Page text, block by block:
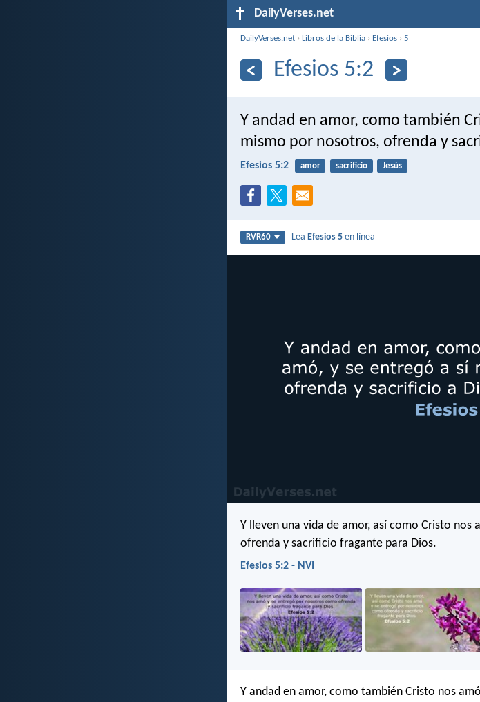
DailyVerses.net
DailyVerses.net ›Libros de la Biblia › Efesios ›5
Efesios 5:2
Y andad en amor, como también
mismo por nosotros, ofrenda y
Efesios 5:2 amor sacrificio Jesús
RVR60 LeaEfesios 5 en línea
Y lleven una vida de amor, así como Cristo
ofrenda y sacrificio fragante para Dios.
Efesios 5:2 - NVI
Y andad en amor, como también Cristo nos